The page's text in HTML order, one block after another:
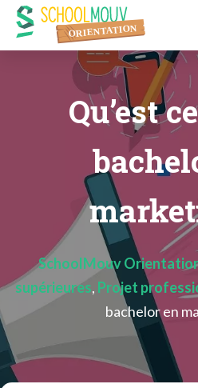
Qu’est
SchoolMouv
supérieures, Projet
bachelor en